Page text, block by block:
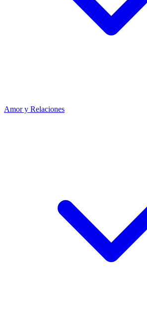
Amor y Relaciones